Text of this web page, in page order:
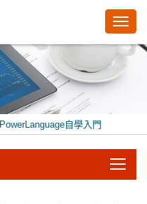
PowerLanguage自學入門